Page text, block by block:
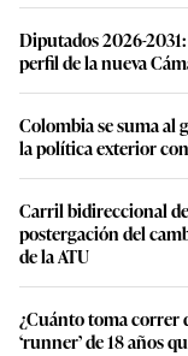
Diputados 2026-
perfil de la nueva
Colombia se suma al
la política exterior
Carril bidireccional
postergación del
de la ATU
¿Cuánto toma correr
‘runner’ de 18 años